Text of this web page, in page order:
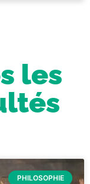
les
PHILOSOPHIE